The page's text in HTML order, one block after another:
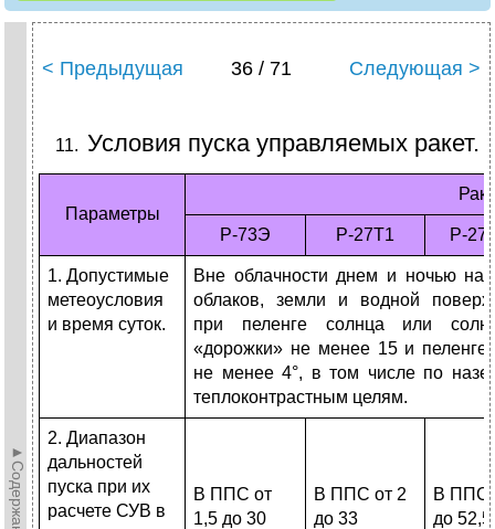
< Предыдущая 36 / 71 Следующая >
Условия пуска управляемых ракет.
Параметры
Р-73Э Р-27Т1 Р-
1. Допустимые
метеоусловия
и время суток.
Вне облачности днем и ночью на
облаков, земли и водной
при пеленге солнца или
«дорожки» не менее 15 и пеленге
не менее 4°, в том числе по
теплоконтрастным целям.
2. Диапазон
дальностей
пуска при их
расчете СУВ в
В ППС от
1,5 до 30
В ППС от 2
до 33
В ППС
до 52,5